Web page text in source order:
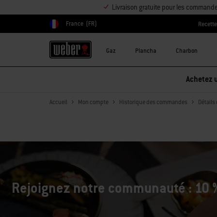
Livraison gratuite pour les
Choisir un pays
France (FR)
Gaz Plancha Charbon
Achetez
Accueil Mon compte Historique des commandes Détails
Rejoignez notre communauté : 10